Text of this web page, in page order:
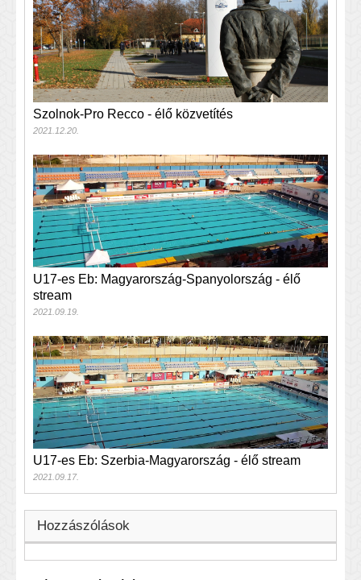
Szolnok-Pro Recco - élő közvetítés
2021.12.20.
U17-es Eb: Magyarország-Spanyolország - élő
stream
2021.09.19.
U17-es Eb: Szerbia-Magyarország - élő stream
2021.09.17.
Hozzászólások